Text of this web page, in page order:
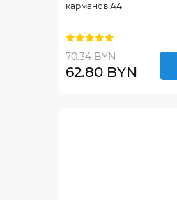
карманов А4
70.34 BYN
62.80 BYN